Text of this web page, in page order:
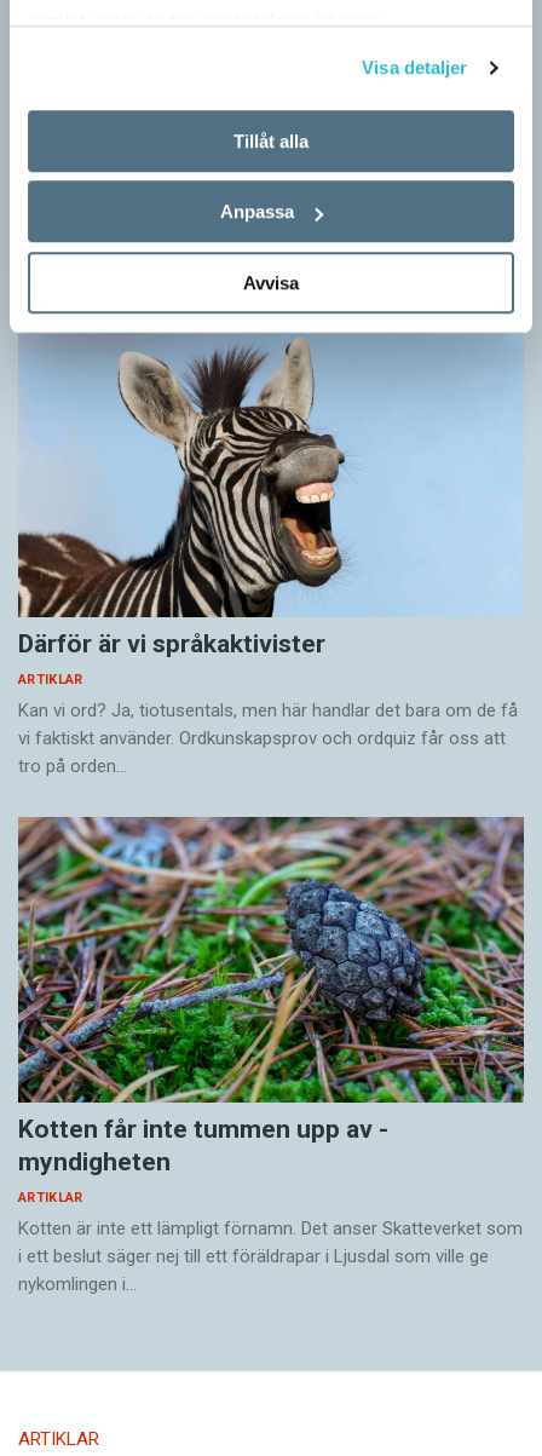
Visa detaljer
Tillåt alla
Anpassa
Avvisa
Fråga: Jag har hört om catfishing, men nu har jag sett
dogfishing användas om folks profiler på dejtningappar också.
Vad betyder det? Jona Svar: Både…
Därför är vi språkaktivister
ARTIKLAR
Kan vi ord? Ja, tiotusentals, men här handlar det bara om de få
vi faktiskt använder. Ordkunskapsprov och ordquiz får oss att
tro på orden…
Kotten får inte tummen upp av ­
myndigheten
ARTIKLAR
Kotten är inte ett lämpligt förnamn. Det anser Skatte­verket som
i ett beslut säger nej till ett föräldra­par i Ljusdal som ville ge
nykomlingen i…
ARTIKLAR